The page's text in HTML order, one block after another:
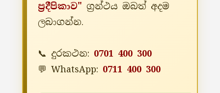
ප්‍රදීපිකාව" ග්‍රන්ථය ඔබත් අදම
ලබාගන්න.
📞 දුරකථන: 0701 400 300
💬 WhatsApp: 0711 400 300